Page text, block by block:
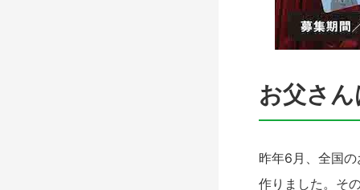
お父さん
昨年6月、全国の
作りました。そ